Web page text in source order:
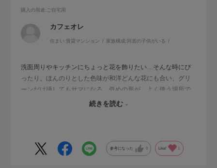
購入の用途:ご自宅用
カフェオレ
住まい:賃貸マンション 家族構成: 同居の子供がいる
洗面周りやキッチンにちょっと花を飾りたい…そんな時にぴ
ったり。ほんのりとした色味が和洋どんな花にも合い、グリ
ーンだけ挿してもサマになる。低めの形が、よく使う場所で
も倒れにくく、食卓を飾りたい時にも使いやすい。素朴なよ
続きを読む
参考になった 0 Like! 1